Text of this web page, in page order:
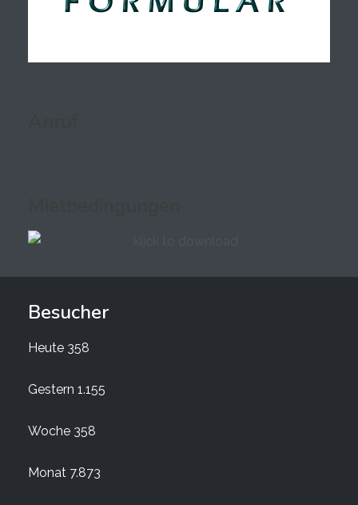
Besucher
Heute 358
Gestern 1.155
Woche 358
Monat 7.873